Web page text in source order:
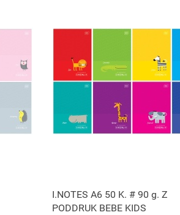
Produkt niedostępny
I.NOTES A6 50 K. # 90 g. Z
PODDRUK BEBE KIDS